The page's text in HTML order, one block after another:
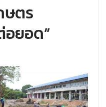
ษตร
อยอด”